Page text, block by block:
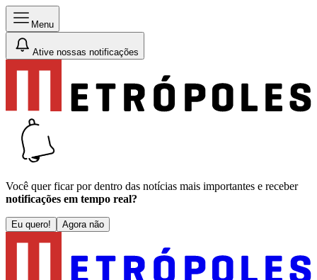
Menu
Ative nossas notificações
Você quer ficar por dentro das notícias mais importantes e receber
notificações em tempo real?
Eu quero! Agora não